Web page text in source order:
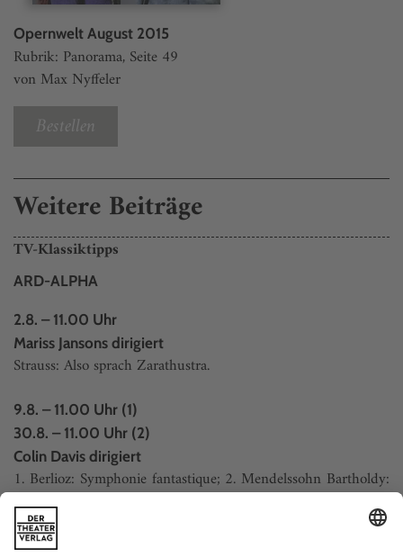
Opernwelt August 2015
Rubrik: Panorama, Seite 49
von Max Nyffeler
Bestellen
Weitere Beiträge
TV-Klassiktipps
ARD-ALPHA
2.8. – 11.00 Uhr
Mariss Jansons dirigiert
Strauss: Also sprach Zarathustra.
9.8. – 11.00 Uhr (1)
30.8. – 11.00 Uhr (2)
Colin Davis dirigiert
1. Berlioz: Symphonie fantastique; 2. Mendelssohn Bartholdy:
Ouvertüre zu Sommernachtstraum; Symphonie Nr. 4
«Italienische».